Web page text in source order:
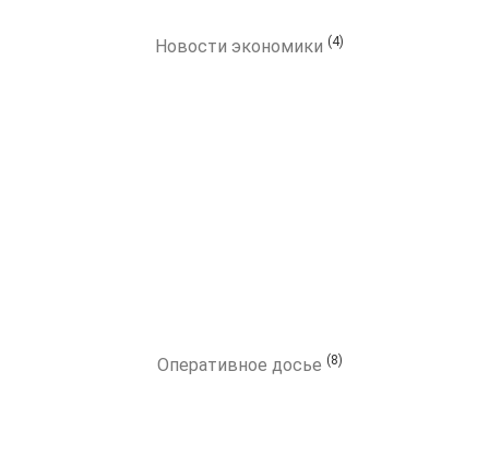
Новости экономики (4)
Оперативное досье (8)